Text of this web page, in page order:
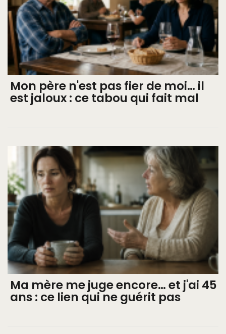
Mon père n'est pas fier de moi… il
est jaloux : ce tabou qui fait mal
Ma mère me juge encore… et j'ai 45
ans : ce lien qui ne guérit pas